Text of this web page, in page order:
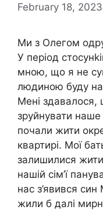
February 18, 2023
Ми з Олегом
У період
мною, що я не
людиною буду
Мені здавалося,
зруйнувати
почали жити
квартирі. Мої
залишилися
нашій сім’ї
нас з’явився
жили б далі